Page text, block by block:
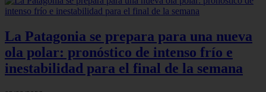
La Patagonia se prepara para una nueva
ola polar: pronóstico de intenso frío e
inestabilidad para el final de la semana